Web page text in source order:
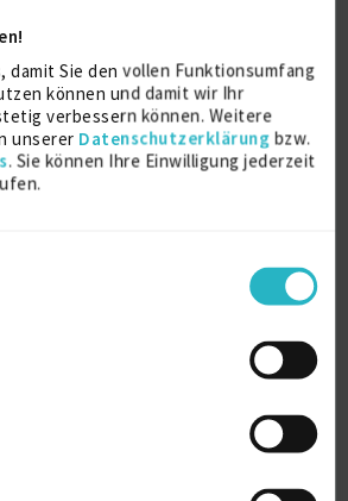
damit Sie den vollen Funktionsumfang
können und damit wir Ihr
verbessern können. Weitere
unserer Datenschutzerklärung bzw.
. Sie können Ihre Einwilligung jederzeit
und -Entwicklung in